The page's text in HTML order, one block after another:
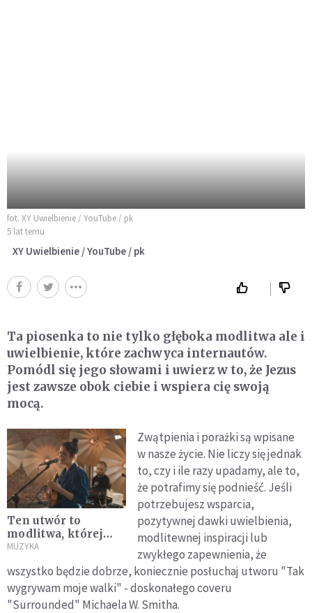
fot. XY Uwielbienie / YouTube / pk
5 lat temu
XY Uwielbienie / YouTube / pk
Ta piosenka to nie tylko głęboka modlitwa ale i
uwielbienie, które zachwyca internautów.
Pomódl się jego słowami i uwierz w to, że Jezus
jest zawsze obok ciebie i wspiera cię swoją
mocą.
Ten utwór to
modlitwa, której
potrzebuje każdy z
MUZYKA
Zwątpienia i porażki są wpisane
w nasze życie. Nie liczy się jednak
to, czy i ile razy upadamy, ale to,
że potrafimy się podnieść. Jeśli
potrzebujesz wsparcia,
pozytywnej dawki uwielbienia,
modlitewnej inspiracji lub
zwykłego zapewnienia, że
wszystko będzie dobrze, koniecznie posłuchaj utworu "Tak
wygrywam moje walki" - doskonałego coveru
"Surrounded" Michaela W. Smitha.